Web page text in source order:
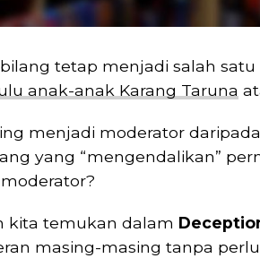
tetap menjadi salah satu
anak-anak Karang Taruna
menjadi moderator
yang “mengendalikan”
kita temukan dalam
masing-masing tanpa